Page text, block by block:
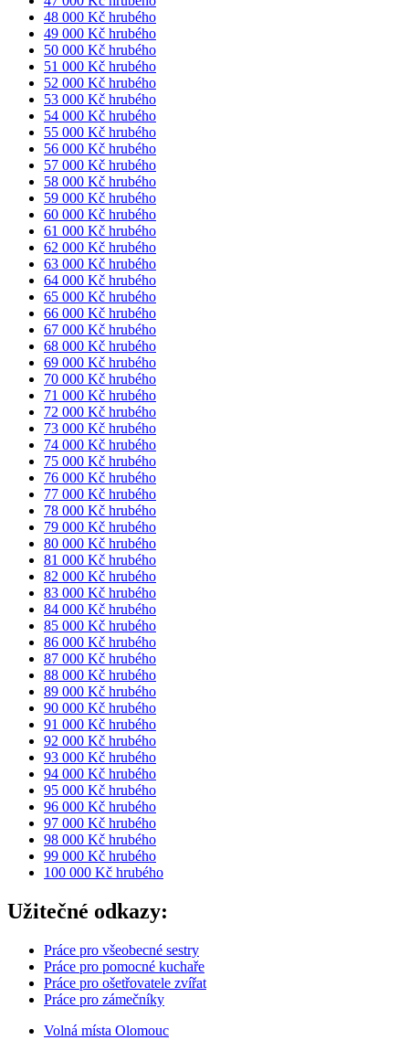
48 000 Kč hrubého
49 000 Kč hrubého
50 000 Kč hrubého
51 000 Kč hrubého
52 000 Kč hrubého
53 000 Kč hrubého
54 000 Kč hrubého
55 000 Kč hrubého
56 000 Kč hrubého
57 000 Kč hrubého
58 000 Kč hrubého
59 000 Kč hrubého
60 000 Kč hrubého
61 000 Kč hrubého
62 000 Kč hrubého
63 000 Kč hrubého
64 000 Kč hrubého
65 000 Kč hrubého
66 000 Kč hrubého
67 000 Kč hrubého
68 000 Kč hrubého
69 000 Kč hrubého
70 000 Kč hrubého
71 000 Kč hrubého
72 000 Kč hrubého
73 000 Kč hrubého
74 000 Kč hrubého
75 000 Kč hrubého
76 000 Kč hrubého
77 000 Kč hrubého
78 000 Kč hrubého
79 000 Kč hrubého
80 000 Kč hrubého
81 000 Kč hrubého
82 000 Kč hrubého
83 000 Kč hrubého
84 000 Kč hrubého
85 000 Kč hrubého
86 000 Kč hrubého
87 000 Kč hrubého
88 000 Kč hrubého
89 000 Kč hrubého
90 000 Kč hrubého
91 000 Kč hrubého
92 000 Kč hrubého
93 000 Kč hrubého
94 000 Kč hrubého
95 000 Kč hrubého
96 000 Kč hrubého
97 000 Kč hrubého
98 000 Kč hrubého
99 000 Kč hrubého
100 000 Kč hrubého
Užitečné odkazy:
Práce pro všeobecné sestry
Práce pro pomocné kuchaře
Práce pro ošetřovatele zvířat
Práce pro zámečníky
Volná místa Olomouc